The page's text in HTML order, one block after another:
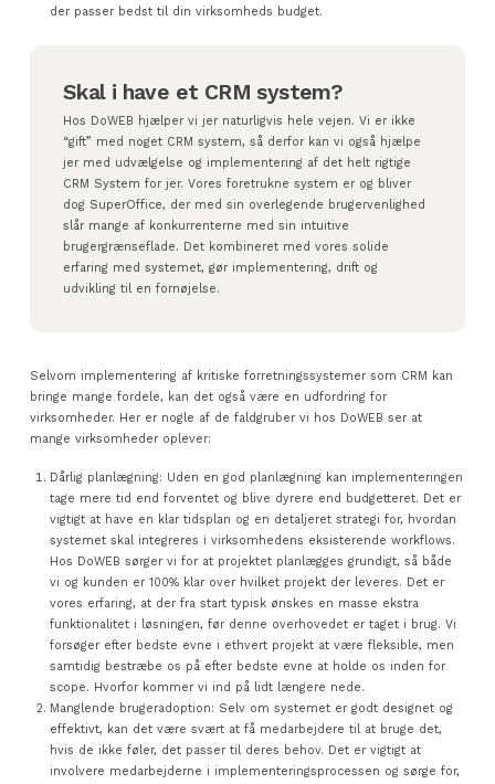
der passer bedst til din virksomheds budget.
Skal i have et CRM system?
Hos DoWEB hjælper vi jer naturligvis hele vejen. Vi er ikke
“gift” med noget CRM system, så derfor kan vi også hjælpe
jer med udvælgelse og implementering af det helt rigtige
CRM System for jer. Vores foretrukne system er og bliver
dog SuperOffice, der med sin overlegende brugervenlighed
slår mange af konkurrenterne med sin intuitive
brugergrænseflade. Det kombineret med vores solide
erfaring med systemet, gør implementering, drift og
udvikling til en fornøjelse.
Selvom implementering af kritiske forretningssystemer som CRM kan
bringe mange fordele, kan det også være en udfordring for
virksomheder. Her er nogle af de faldgruber vi hos DoWEB ser at
mange virksomheder oplever:
Dårlig planlægning: Uden en god planlægning kan implementeringen
tage mere tid end forventet og blive dyrere end budgetteret. Det er
vigtigt at have en klar tidsplan og en detaljeret strategi for, hvordan
systemet skal integreres i virksomhedens eksisterende workflows.
Hos DoWEB sørger vi for at projektet planlægges grundigt, så både
vi og kunden er 100% klar over hvilket projekt der leveres. Det er
vores erfaring, at der fra start typisk ønskes en masse ekstra
funktionalitet i løsningen, før denne overhovedet er taget i brug. Vi
forsøger efter bedste evne i ethvert projekt at være fleksible, men
samtidig bestræbe os på efter bedste evne at holde os inden for
scope. Hvorfor kommer vi ind på lidt længere nede.
Manglende brugeradoption: Selv om systemet er godt designet og
effektivt, kan det være svært at få medarbejdere til at bruge det,
hvis de ikke føler, det passer til deres behov. Det er vigtigt at
involvere medarbejderne i implementeringsprocessen og sørge for,